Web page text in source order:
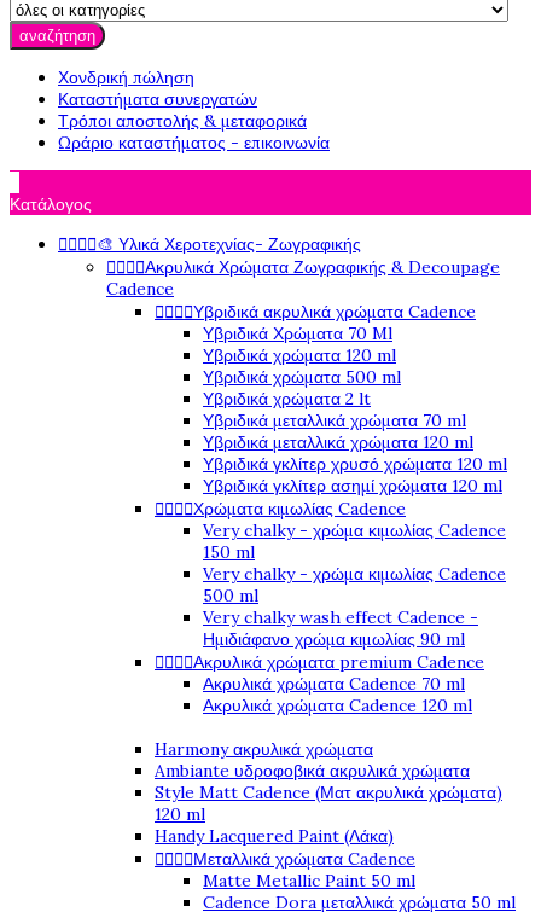
αναζήτηση
Χονδρική πώληση
Καταστήματα συνεργατών
Τρόποι αποστολής & μεταφορικά
Ωράριο καταστήματος - επικοινωνία
Κατάλογος
🎨 Υλικά Χεροτεχνίας- Ζωγραφικής
Ακρυλικά Χρώματα Ζωγραφικής & Decoupage
Cadence
Υβριδικά ακρυλικά χρώματα Cadence
Υβριδικά Χρώματα 70 Ml
Υβριδικά χρώματα 120 ml
Υβριδικά χρώματα 500 ml
Υβριδικά χρώματα 2 lt
Υβριδικά μεταλλικά χρώματα 70 ml
Υβριδικά μεταλλικά χρώματα 120 ml
Υβριδικά γκλίτερ χρυσό χρώματα 120 ml
Υβριδικά γκλίτερ ασημί χρώματα 120 ml
Χρώματα κιμωλίας Cadence
Very chalky - χρώμα κιμωλίας Cadence
150 ml
Very chalky - χρώμα κιμωλίας Cadence
500 ml
Very chalky wash effect Cadence -
Ημιδιάφανο χρώμα κιμωλίας 90 ml
Ακρυλικά χρώματα premium Cadence
Ακρυλικά χρώματα Cadence 70 ml
Ακρυλικά χρώματα Cadence 120 ml
Harmony ακρυλικά χρώματα
Ambiante υδροφοβικά ακρυλικά χρώματα
Style Matt Cadence (Ματ ακρυλικά χρώματα)
120 ml
Handy Lacquered Paint (Λάκα)
Μεταλλικά χρώματα Cadence
Matte Metallic Paint 50 ml
Cadence Dora μεταλλικά χρώματα 50 ml